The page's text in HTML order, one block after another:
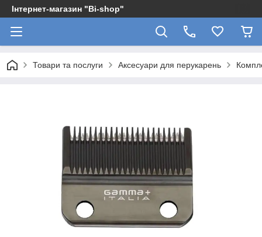
Інтернет-магазин "Bi-shop"
Товари та послуги Аксесуари для перукарень